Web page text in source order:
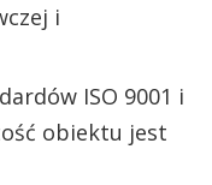
i
ISO 9001 i
obiektu jest